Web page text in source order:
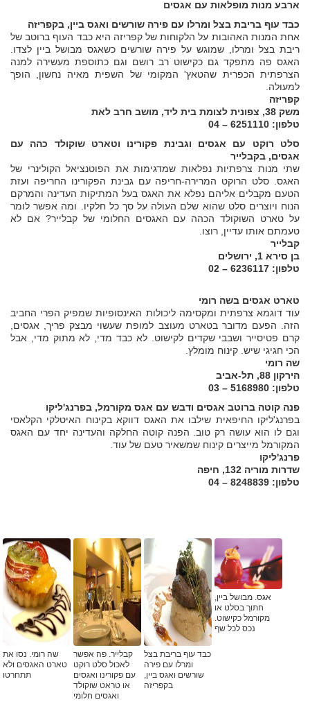
ארבע מנות מופלאות עם אגסים
כבד עוף בריבת בצל ומרלו עם פירה שורשים ואגס ביין, בקפריזה
אחת המנות האהובות על הלקוחות של קפריזה היא כבד העוף ברוטב של
ריבת בצל ומרלו, שמוגש על פירה שורשים כשאגס מבושל ביין לצדו.
האגס פה מתפקד גם כקישוט רב רושם וגם כתוספת מעשירה למנה
הצרפתית הכפרית שהטאץ' המקומי של השפית מאיה נחשון, הופך
למעולה.
קפריזה
משק 38, צפונית לצומת בית ליד, מושב חרב לאת
טלפון: 6251110 – 04
סלט רוקט עם אגסים וגבינת פקורינו וטארט שוקולד כהה עם
אגסים, בקבלייר
שתי מנות צרפתיות נפלאות שמדגימות את הפוטנציאל הקולינרי של
האגס. סלט הרוקט המרירה-חריפה עם גבינת הפקורינו החריפה ועזת
הטעם מקבלים אליהם נפלא את האגס בעל המתיקות העדינה והמרקם
הנוח ויוצרים סלט שהוא שלם העולה על סך כל חלקיו. ומה אפשר לומר
על טארט השוקולד הכהה עם האגסים החלומי של קבלייר? אם לא
טעמתם אותו עדיין, רוצו.
קבלייר
בן סירא 1, ירושלים
טלפון: 6236117 – 02
טארט אגסים בשה רומי
עוד דוגמא צרפתית ומקסימה ליכולות האינסופיות שמפיק הפרי החביב
הזה. הפעם מדובר בטארט מעוצב למופת שעשוי מבצק פריך, אגסים,
קרם פטיסייר ושבבי שקדים לקישוט. לא כבד מדי, לא מתוק מדי, אבל
הכי חגיגי שיש. קינוח מומלץ.
שה רומי
הירקון 88, תל-אביב
טלפון: 5168980 – 03
פנה קוטה ברוטב אגסים ודבש עם אגס מקורמל, בפרנג'ליקו
בפרנג'ליקו החיפאית שילבו את האגס דווקא בקינוח האיטלקי הקלאסי
וגם לו הוא עושה רק טוב. הפנה קוטה החלקה והעדינה יחד עם האגס
המקורמל מייצרים קינוח שמשאיר טעם של עוד.
פרנג'ליקו
שדרות מוריה 132, חיפה
טלפון: 8248839 – 04
אגס. מבושל ביין,
חתוך בסלט או
מקורמל כקישוט.
נכס לכל שף
כבד עוף בריבת בצל
ומרלו עם פירה
שורשים ואגס ביין,
בקפריזה
קבלייר. פה אפשר
לאכול סלט רוקט
עם פקורינו ואגסים
או טראט שוקולד
ואגסים חלומי
שה רומי. נסו את
טארט האגסים ולא
תתחרטו